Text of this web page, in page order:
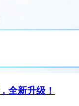
全新升级！